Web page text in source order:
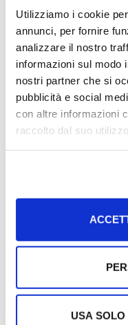
Utilizziamo i cookie
annunci, per fornire
analizzare il nostro
informazioni sul modo
nostri partner che si
pubblicità e social
con altre informazioni
raccolto dal suo
USA
La scuola elementare
obligatoire pour les
Plus >
Education et